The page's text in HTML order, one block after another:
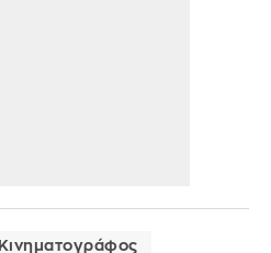
Κινηματογράφος